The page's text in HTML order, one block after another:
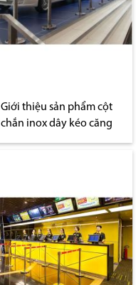
Giới thiệu sản phẩm cột
chắn inox dây kéo căng